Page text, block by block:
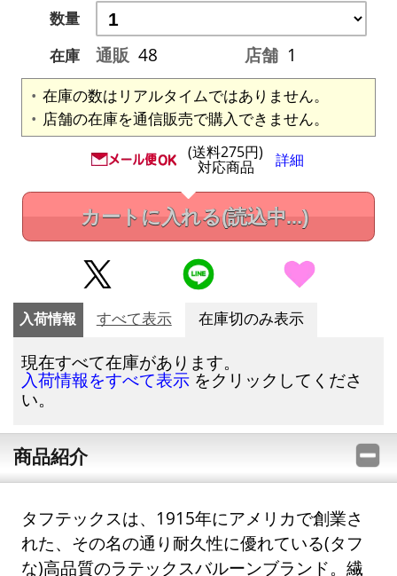
数量
在庫
通販 48 店舗 1
在庫の数はリアルタイムではありません。
店舗の在庫を通信販売で購入できません。
(送料275円)
対応商品 詳細
カートに入れる(読込中...)
入荷情報 すべて表示 在庫切のみ表示
現在すべて在庫があります。
入荷情報をすべて表示 をクリックしてくださ
い。
商品紹介
タフテックスは、1915年にアメリカで創業さ
れた、その名の通り耐久性に優れている(タフ
な)高品質のラテックスバルーンブランド。繊